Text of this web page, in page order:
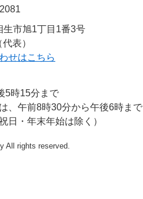
生市旭1丁目1番3号
表）
せはこちら
5時15分まで
、午前8時30分から午後6時まで
日・年末年始は除く）
All rights reserved.